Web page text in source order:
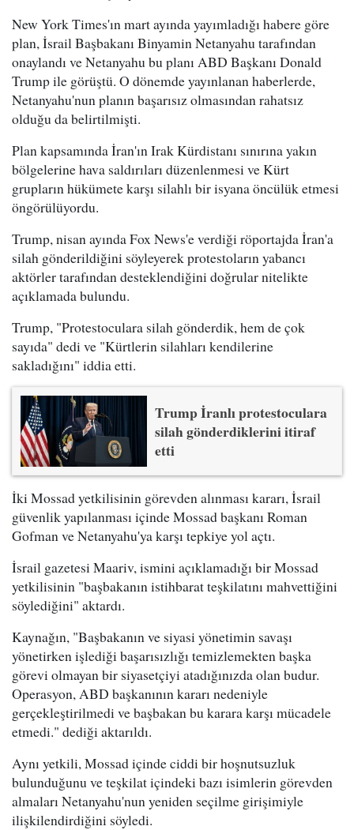
New York Times'ın mart ayında yayımladığı habere göre
plan, İsrail Başbakanı Binyamin Netanyahu tarafından
onaylandı ve Netanyahu bu planı ABD Başkanı Donald
Trump ile görüştü. O dönemde yayınlanan haberlerde,
Netanyahu'nun planın başarısız olmasından rahatsız
olduğu da belirtilmişti.
Plan kapsamında İran'ın Irak Kürdistanı sınırına yakın
bölgelerine hava saldırıları düzenlenmesi ve Kürt
grupların hükümete karşı silahlı bir isyana öncülük etmesi
öngörülüyordu.
Trump, nisan ayında Fox News'e verdiği röportajda İran'a
silah gönderildiğini söyleyerek protestoların yabancı
aktörler tarafından desteklendiğini doğrular nitelikte
açıklamada bulundu.
Trump, "Protestoculara silah gönderdik, hem de çok
sayıda" dedi ve "Kürtlerin silahları kendilerine
sakladığını" iddia etti.
Trump İranlı protestoculara
silah gönderdiklerini itiraf
etti
İki Mossad yetkilisinin görevden alınması kararı, İsrail
güvenlik yapılanması içinde Mossad başkanı Roman
Gofman ve Netanyahu'ya karşı tepkiye yol açtı.
İsrail gazetesi Maariv, ismini açıklamadığı bir Mossad
yetkilisinin "başbakanın istihbarat teşkilatını mahvettiğini
söylediğini" aktardı.
Kaynağın, "Başbakanın ve siyasi yönetimin savaşı
yönetirken işlediği başarısızlığı temizlemekten başka
görevi olmayan bir siyasetçiyi atadığınızda olan budur.
Operasyon, ABD başkanının kararı nedeniyle
gerçekleştirilmedi ve başbakan bu karara karşı mücadele
etmedi." dediği aktarıldı.
Aynı yetkili, Mossad içinde ciddi bir hoşnutsuzluk
bulunduğunu ve teşkilat içindeki bazı isimlerin görevden
almaları Netanyahu'nun yeniden seçilme girişimiyle
ilişkilendirdiğini söyledi.